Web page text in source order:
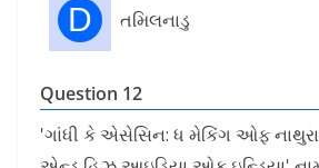
D તમિલનાડુ
Question 12
'ગાંધી કે એસેસિન: ધ મેકિંગ ઓફ